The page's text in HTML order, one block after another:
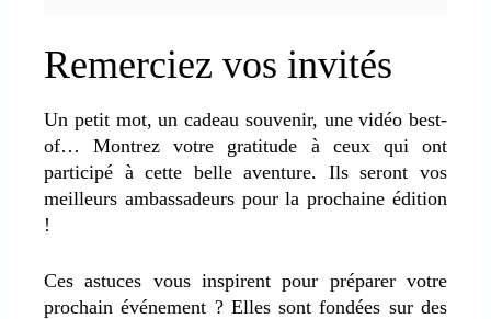
Remerciez vos invités
Un petit mot, un cadeau souvenir, une vidéo best-
of… Montrez votre gratitude à ceux qui ont
participé à cette belle aventure. Ils seront vos
meilleurs ambassadeurs pour la prochaine édition
!
Ces astuces vous inspirent pour préparer votre
prochain événement ? Elles sont fondées sur des